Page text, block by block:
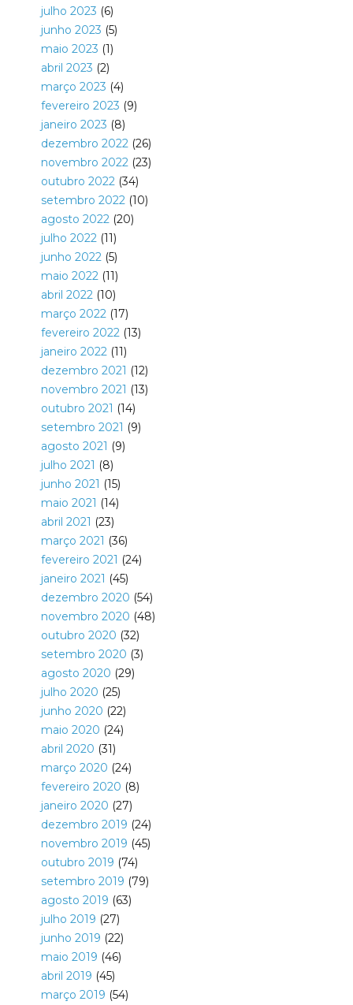
julho 2023 (6)
junho 2023 (5)
maio 2023 (1)
abril 2023 (2)
março 2023 (4)
fevereiro 2023 (9)
janeiro 2023 (8)
dezembro 2022(26)
novembro 2022(23)
outubro 2022(34)
setembro 2022(10)
agosto 2022(20)
julho 2022(11)
junho 2022(5)
maio 2022(11)
abril 2022(10)
março 2022(17)
fevereiro 2022(13)
janeiro 2022(11)
dezembro 2021 (12)
novembro 2021 (13)
outubro 2021 (14)
setembro 2021 (9)
agosto 2021 (9)
julho 2021 (8)
junho 2021 (15)
maio 2021 (14)
abril 2021 (23)
março 2021 (36)
fevereiro 2021 (24)
janeiro 2021 (45)
dezembro 2020 (54)
novembro 2020 (48)
outubro 2020 (32)
setembro 2020 (3)
agosto 2020 (29)
julho 2020 (25)
junho 2020 (22)
maio 2020 (24)
abril 2020 (31)
março 2020 (24)
fevereiro 2020 (8)
janeiro 2020 (27)
dezembro 2019 (24)
novembro 2019 (45)
outubro 2019 (74)
setembro 2019 (79)
agosto 2019 (63)
julho 2019 (27)
junho 2019 (22)
maio 2019 (46)
abril 2019 (45)
março 2019 (54)